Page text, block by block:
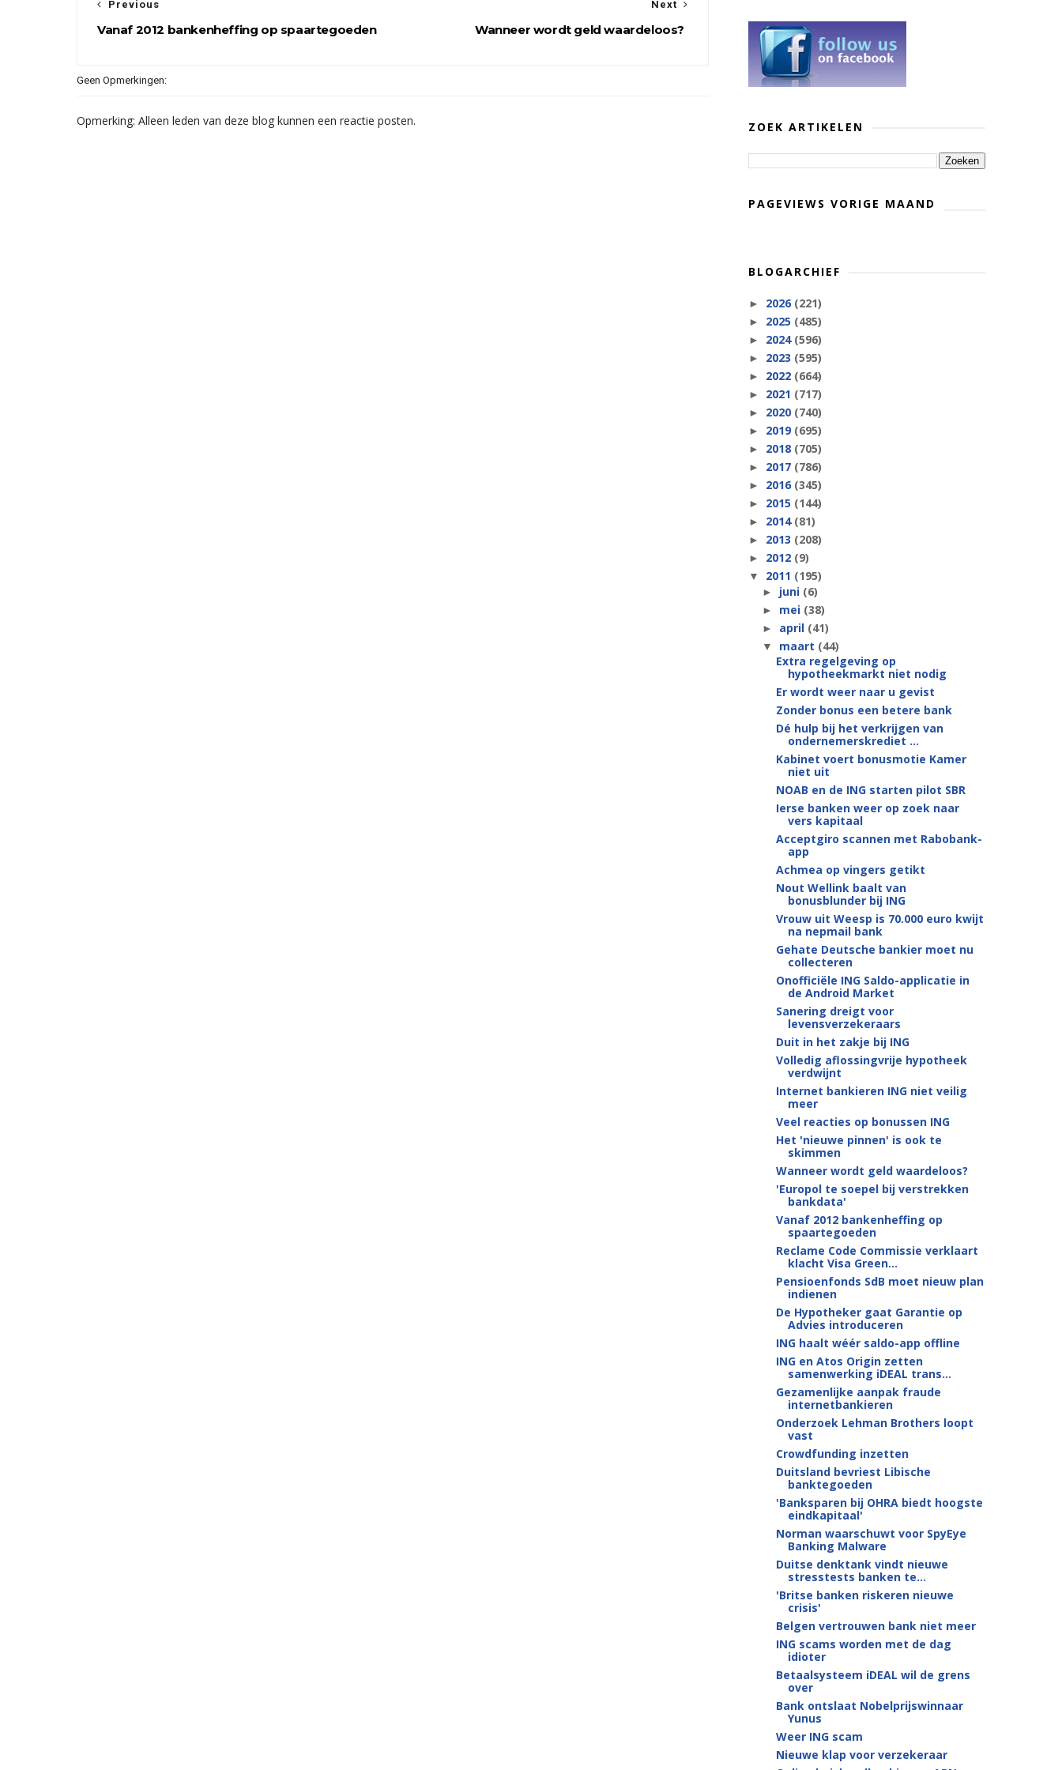
Next
Wanneer wordt geld waardeloos?
Previous
Vanaf 2012 bankenheffing op spaartegoeden
Geen Opmerkingen:
Opmerking: Alleen leden van deze blog kunnen een reactie posten. ZOEK ARTIKELEN
PAGEVIEWS VORIGE MAAND
BLOGARCHIEF
► 2026 (221)
► 2025 (485)
► 2024 (596)
► 2023 (595)
► 2022 (664)
► 2021 (717)
► 2020 (740)
► 2019 (695)
► 2018 (705)
► 2017 (786)
► 2016 (345)
► 2015 (144)
► 2014 (81)
► 2013 (208)
► 2012 (9)
▼ 2011 (195)
► juni (6)
► mei (38)
► april (41)
▼ maart (44)
Extra regelgeving op
hypotheekmarkt niet nodig
Er wordt weer naar u gevist
Zonder bonus een betere bank
Dé hulp bij het verkrijgen van
ondernemerskrediet ...
Kabinet voert bonusmotie Kamer
niet uit
NOAB en de ING starten pilot SBR
Ierse banken weer op zoek naar
vers kapitaal
Acceptgiro scannen met Rabobank-
app
Achmea op vingers getikt
Nout Wellink baalt van
bonusblunder bij ING
Vrouw uit Weesp is 70.000 euro kwijt
na nepmail bank
Gehate Deutsche bankier moet nu
collecteren
Onofficiële ING Saldo-applicatie in
de Android Market
Sanering dreigt voor
levensverzekeraars
Duit in het zakje bij ING
Volledig aflossingvrije hypotheek
verdwijnt
Internet bankieren ING niet veilig
meer
Veel reacties op bonussen ING
Het 'nieuwe pinnen' is ook te
skimmen
Wanneer wordt geld waardeloos?
'Europol te soepel bij verstrekken
bankdata'
Vanaf 2012 bankenheffing op
spaartegoeden
Reclame Code Commissie verklaart
klacht Visa Green...
Pensioenfonds SdB moet nieuw plan
indienen
De Hypotheker gaat Garantie op
Advies introduceren
ING haalt wéér saldo-app offline
ING en Atos Origin zetten
samenwerking iDEAL trans...
Gezamenlijke aanpak fraude
internetbankieren
Onderzoek Lehman Brothers loopt
vast
Crowdfunding inzetten
Duitsland bevriest Libische
banktegoeden
'Banksparen bij OHRA biedt hoogste
eindkapitaal'
Norman waarschuwt voor SpyEye
Banking Malware
Duitse denktank vindt nieuwe
stresstests banken te...
'Britse banken riskeren nieuwe
crisis'
Belgen vertrouwen bank niet meer
ING scams worden met de dag
idioter
Betaalsysteem iDEAL wil de grens
over
Bank ontslaat Nobelprijswinnaar
Yunus
Weer ING scam
Nieuwe klap voor verzekeraar